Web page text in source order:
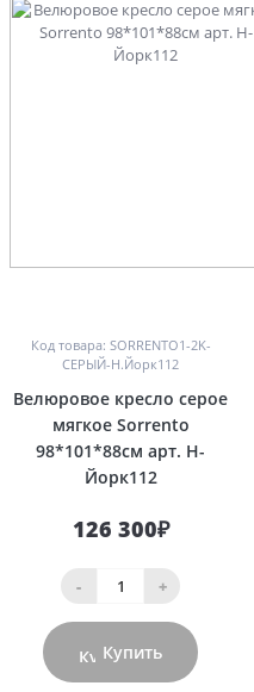
Код товара: SORRENTO1-2K-
СЕРЫЙ-Н.Йорк112
Велюровое кресло серое
мягкое Sorrento
98*101*88см арт. Н-
Йорк112
126 300₽
- +
Купить